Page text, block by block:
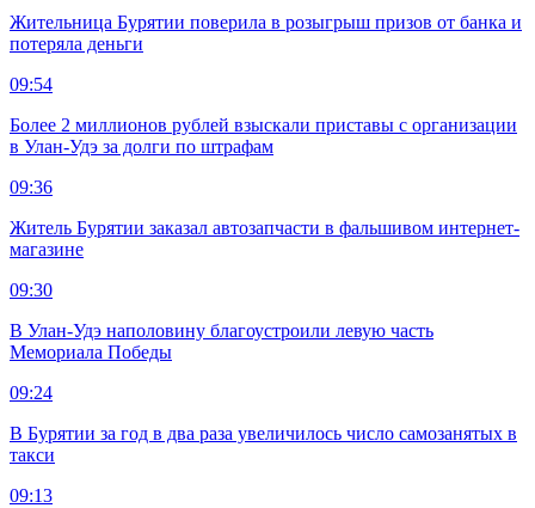
Жительница Бурятии поверила в розыгрыш призов от банка и
потеряла деньги
09:54
Более 2 миллионов рублей взыскали приставы с организации
в Улан-Удэ за долги по штрафам
09:36
Житель Бурятии заказал автозапчасти в фальшивом интернет-
магазине
09:30
В Улан-Удэ наполовину благоустроили левую часть
Мемориала Победы
09:24
В Бурятии за год в два раза увеличилось число самозанятых в
такси
09:13